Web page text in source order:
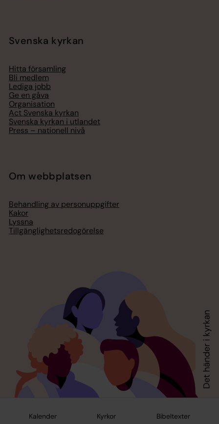
Kalender Kyrkor Bibeltexter
Svenska kyrkan
Hitta församling
Bli medlem
Lediga jobb
Ge en gåva
Organisation
Act Svenska kyrkan
Svenska kyrkan i utlandet
Press – nationell nivå
Om webbplatsen
Behandling av personuppgifter
Kakor
Lyssna
Tillgänglighetsredogörelse